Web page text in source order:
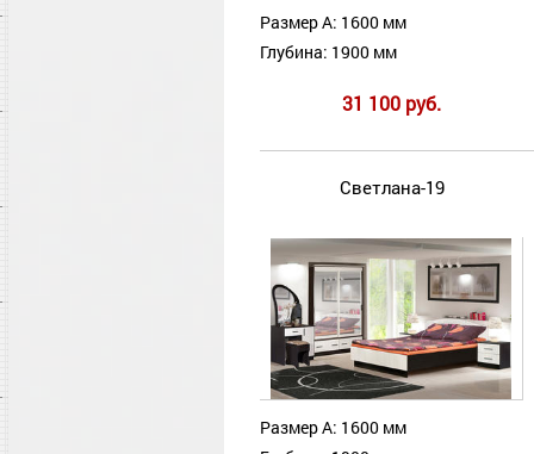
Размер А: 1600 мм
Глубина: 1900 мм
31 100 руб.
Светлана-19
Размер А: 1600 мм